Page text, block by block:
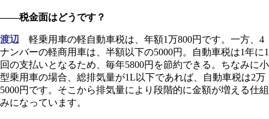
――税金面はどうです？
渡辺 軽乗用車の軽自動車税は、年額1万800円です。一方、4
ナンバーの軽商用車は、半額以下の5000円。自動車税は1年に1
回の支払いとなるため、毎年5800円を節約できる。ちなみに小
型乗用車の場合、総排気量が1L以下であれば、自動車税は2万
5000円です。そこから排気量により段階的に金額が増える仕組
みになっています。